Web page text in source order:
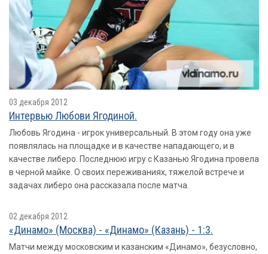
03 декабря 2012
Интервью Любови Ягодиной.
Любовь Ягодина - игрок универсальный. В этом году она уже
появлялась на площадке и в качестве нападающего, и в
качестве либеро. Последнюю игру с Казанью Ягодина провела
в черной майке. О своих переживаниях, тяжелой встрече и
задачах либеро она рассказала после матча.
02 декабря 2012
«Динамо» (Москва) - «Динамо» (Казань) - 1:3.
Матчи между московским и казанским «Динамо», безусловно,